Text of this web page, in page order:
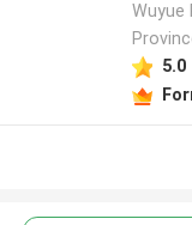
Wuyue
5.0